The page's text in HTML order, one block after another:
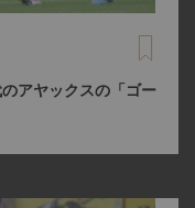
アヤックスの「ゴー